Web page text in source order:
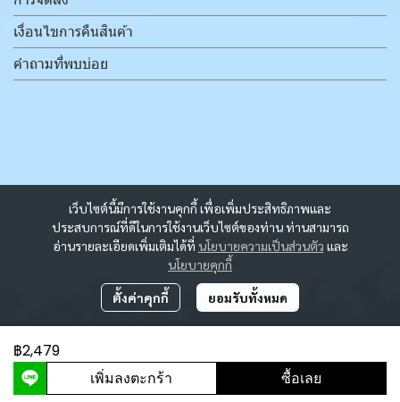
฿2,479
เพิ่มลงตะกร้า ซื้อเลย
เว็บไซต์นี้มีการใช้งานคุกกี้ เพื่อเพิ่มประสิทธิภาพและ
ประสบการณ์ที่ดีในการใช้งานเว็บไซต์ของท่าน ท่านสามารถ
อ่านรายละเอียดเพิ่มเติมได้ที่ นโยบายความเป็นส่วนตัว และ
นโยบายคุกกี้
ตั้งค่าคุกกี้ ยอมรับทั้งหมด
เงื่อนไขการคืนสินค้า
คำถามที่พบบ่อย
ผู้เข้าชมวันนี้2,956
Powered By MakeWebEasy